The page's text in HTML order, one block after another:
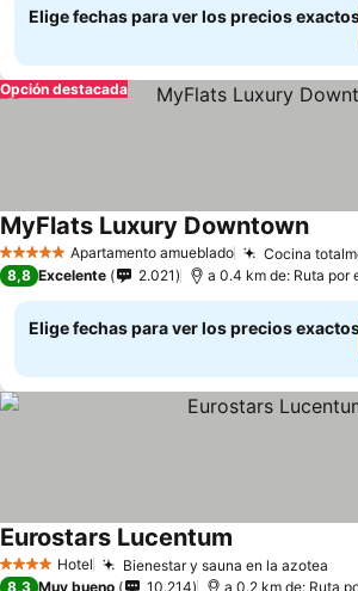
Elige fechas para ver los precios
Opción destacada
5 Estrellas Apartamento amueblado Cocina
MyFlats Luxury DowntownVer
8,8 Excelente 2.021 a 0.4 km de: Ruta por
Elige fechas para ver los precios
4 EstrellasHotel Bienestar y sauna en la azotea
Eurostars Lucentum
8,3 Muy bueno 10.214 a 0.2 km de: Ruta